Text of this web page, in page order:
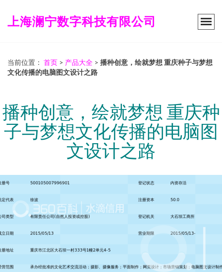
上海澜宁数字科技有限公司
当前位置： 首页 > 产品大全 > 播种创意，绘就梦想 重庆种子与梦想
文化传播的电脑图文设计之路
播种创意，绘就梦想 重庆种
子与梦想文化传播的电脑图
文设计之路